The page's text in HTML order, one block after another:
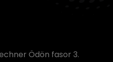
Ödön fasor 3.